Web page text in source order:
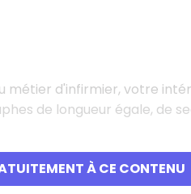
À CE CONTENU
d'infirmier, votre
de longueur égale, de